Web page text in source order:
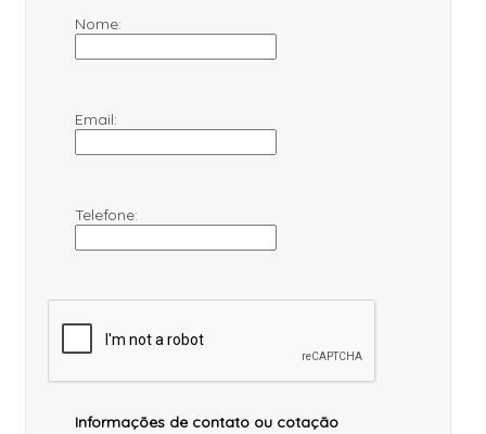
Nome:
Email:
Telefone:
Informações de contato ou cotação